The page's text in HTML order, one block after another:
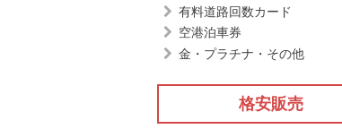
有料道路回数カード
空港泊車券
金・プラチナ・その他
格安販売